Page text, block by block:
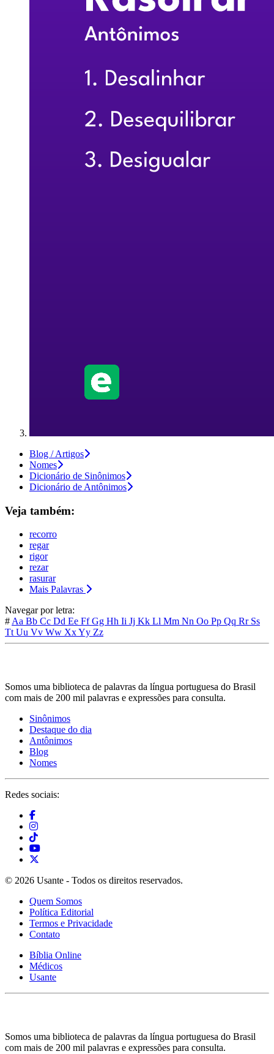
Blog / Artigos
Nomes
Dicionário de Sinônimos
Dicionário de Antônimos
Veja também:
recorro
regar
rigor
rezar
rasurar
Mais Palavras
Navegar por letra:
# Aa Bb Cc Dd Ee FfGg Hh Ii Jj Kk Ll Mm Nn Oo Pp Qq Rr Ss
Tt Uu Vv Ww XxYy Zz
Somos uma biblioteca de palavras da língua portuguesa do Brasil
com mais de 200 mil palavras e expressões para consulta.
Sinônimos
Destaque do dia
Antônimos
Blog
Nomes
Redes sociais:
© 2026 Usante - Todos os direitos reservados.
Quem Somos
Política Editorial
Termos e Privacidade
Contato
Bíblia Online
Médicos
Usante
Somos uma biblioteca de palavras da língua portuguesa do Brasil
com mais de 200 mil palavras e expressões para consulta.